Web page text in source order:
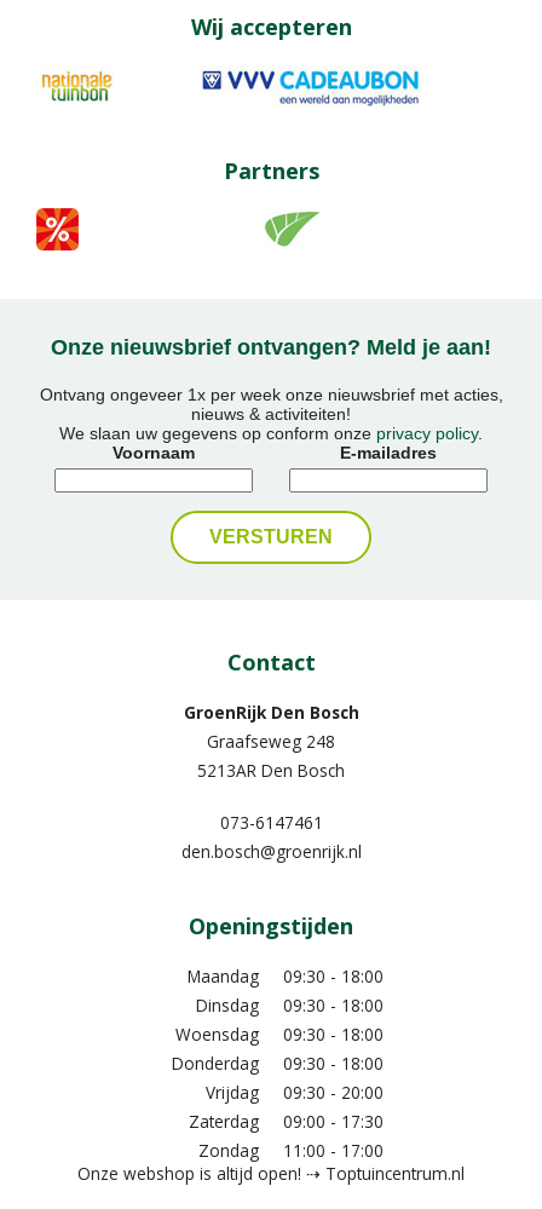
Wij accepteren
Partners
Onze nieuwsbrief ontvangen? Meld je aan!
Ontvang ongeveer 1x per week onze nieuwsbrief met acties,
nieuws & activiteiten!
We slaan uw gegevens op conform onze privacy policy.
Voornaam
E-mailadres
Contact
GroenRijk Den Bosch
Graafseweg 248
5213AR Den Bosch
073-6147461
den.bosch@groenrijk.nl
Openingstijden
Maandag
09:30 - 18:00
Dinsdag
09:30 - 18:00
Woensdag
09:30 - 18:00
Donderdag
09:30 - 18:00
Vrijdag
09:30 - 20:00
Zaterdag
09:00 - 17:30
Zondag
11:00 - 17:00
Onze webshop is altijd open! ⇢ Toptuincentrum.nl